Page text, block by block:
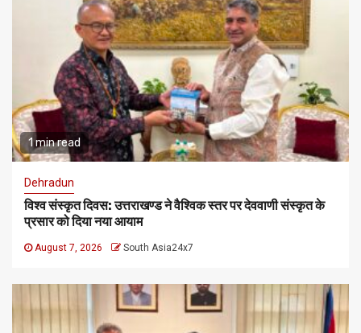
1 min read
Dehradun
विश्व संस्कृत दिवस: उत्तराखण्ड ने वैश्विक स्तर पर देववाणी संस्कृत के
प्रसार को दिया नया आयाम
August 7, 2026 South Asia24x7